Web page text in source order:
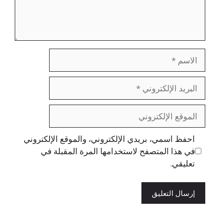
الاسم
البريد
الإلكتروني
الموقع
الإلكتروني
احفظ اسمي، بريدي الإلكتروني، والموقع الإلكتروني
في هذا المتصفح لاستخدامها المرة المقبلة في
تعليقي.